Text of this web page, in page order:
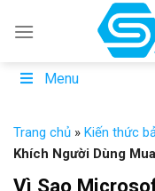
Menu
Trang chủ » Kiến thức
Khích Người Dùng
Vì Sao